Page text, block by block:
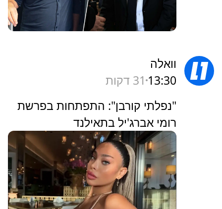
וואלה
13:30 31 דקות
"נפלתי קורבן": התפתחות בפרשת
רומי אברג'יל בתאילנד